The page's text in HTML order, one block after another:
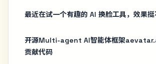
最近在试一个有趣的 AI 换脸工具，效果
开源Multi-agent AI智能体框架
贡献代码